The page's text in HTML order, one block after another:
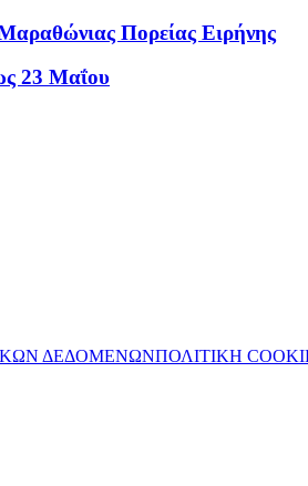
Πορείας Ειρήνης
23 Μαΐου
ΔΕΔΟΜΕΝΩΝΠΟΛΙΤΙΚΗ